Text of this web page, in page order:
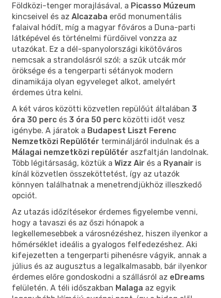
Földközi-tenger morajlásával, a Picasso Múzeum
kincseivel és az Alcazaba erőd monumentális
falaival hódít, míg a magyar főváros a Duna-parti
látképével és történelmi fürdőivel vonzza az
utazókat. Ez a dél-spanyolországi kikötőváros
nemcsak a strandolásról szól; a szűk utcák mór
öröksége és a tengerparti sétányok modern
dinamikája olyan egyveleget alkot, amelyért
érdemes útra kelni.
A két város közötti közvetlen repülőút általában 3
óra 30 perc és 3 óra 50 perc közötti időt vesz
igénybe. A járatok a Budapest Liszt Ferenc
Nemzetközi Repülőtér termináljáról indulnak és a
Málagai nemzetközi repülőtér aszfaltján landolnak.
Több légitársaság, köztük a Wizz Air és a Ryanair is
kínál közvetlen összeköttetést, így az utazók
könnyen találhatnak a menetrendjükhöz illeszkedő
opciót.
Az utazás időzítésekor érdemes figyelembe venni,
hogy a tavaszi és az őszi hónapok a
legkellemesebbek a városnézéshez, hiszen ilyenkor a
hőmérséklet ideális a gyalogos felfedezéshez. Aki
kifejezetten a tengerparti pihenésre vágyik, annak a
július és az augusztus a legalkalmasabb, bár ilyenkor
érdemes előre gondoskodni a szállásról az eDreams
felületén. A téli időszakban Malaga az egyik